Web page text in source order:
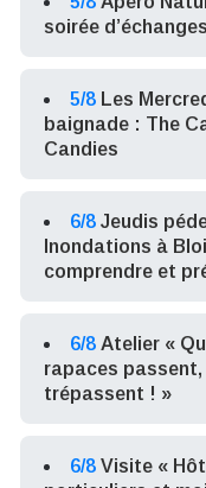
soirée
5/8 Les
baignade : The
Candies
6/8 Jeudis
Inondations à
comprendre et
6/8 Atelier «
rapaces passent,
trépassent ! »
6/8 Visite «